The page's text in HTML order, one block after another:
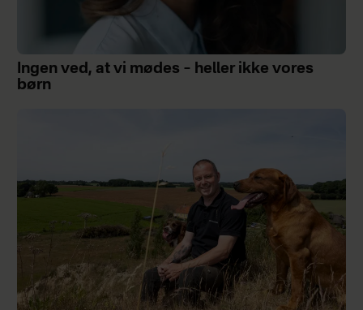
Ingen ved, at vi mødes – heller ikke vores
børn